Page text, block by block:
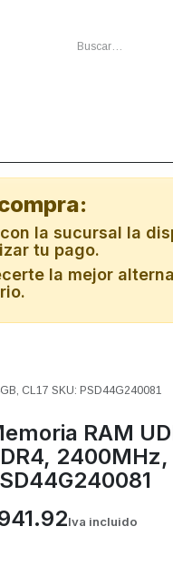
la sucursal la
tu pago.
la mejor
CL17 SKU: PSD44G240081
RAM
2400MHz,
Iva incluido